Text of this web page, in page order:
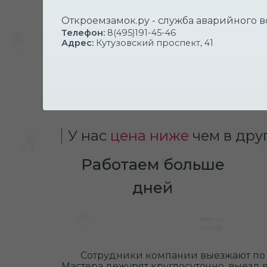
Замена врезного замка
У нас цена ниже чем в
Работаем больше
дней
Сотрудники компании выезжают
Откроемзамок.ру - служба аварийного
Телефон:8(495)191-45-46
Адрес:Кутузовский проспект, 41